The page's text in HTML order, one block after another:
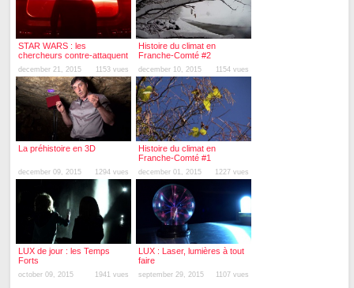
STAR WARS : les
chercheurs contre-attaquent
december 21, 2015 1153 vues
Histoire du climat en
Franche-Comté #2
december 10, 2015 1154 vues
La préhistoire en 3D
december 09, 2015 1294 vues
Histoire du climat en
Franche-Comté #1
december 01, 2015 1227 vues
LUX de jour : les Temps
Forts
october 09, 2015 1941 vues
LUX : Laser, lumières à tout
faire
september 29, 2015 1107 vues